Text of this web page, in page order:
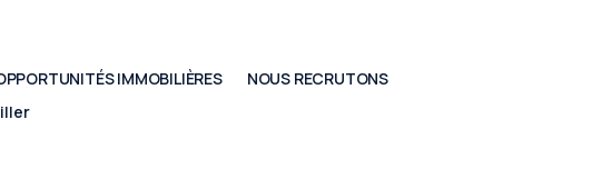
IMMOBILIÈRES
NOUS RECRUTONS